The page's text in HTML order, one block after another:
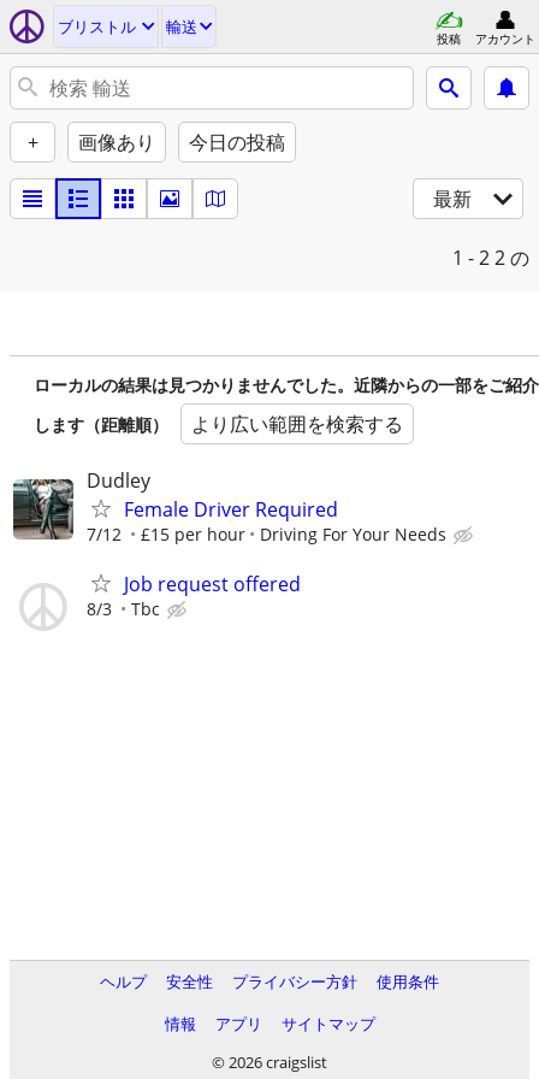
ブリストル 輸送
投稿 アカウント
+ 画像あり 今日の投稿
最新
1 - 22 の
ローカルの結果は見つかりませんでした。近隣からの一部をご紹介
します（距離順）
より広い範囲を検索する
Dudley
Female Driver Required
7/12 £15 per hour Driving For Your Needs
Job request offered
8/3 Tbc
ヘルプ 安全性 プライバシー方針
使用条件
情報
アプリ
サイトマップ
© 2026 craigslist